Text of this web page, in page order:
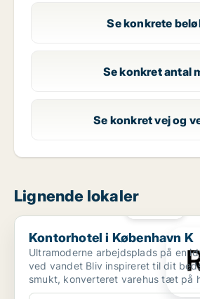
Se konkrete
Se konkret antal
Se konkret vej og
Lignende lokaler
Kontorhotel i København K
Kontorhotel i København K
Ultramoderne arbejdsplads på en
ved vandet Bliv inspireret til dit
smukt, konverteret varehus tæt på